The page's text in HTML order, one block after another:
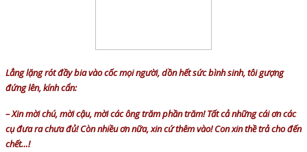
Lẳng lặng rót đầy bia vào cốc mọi người, dồn hết sức bình sinh, tôi gượng
đứng lên, kính cẩn:
– Xin mời chú, mời cậu, mời các ông trăm phần trăm! Tất cả những cái ơn các
cụ đưa ra chưa đủ! Còn nhiều ơn nữa, xin cứ thêm vào! Con xin thề trả cho đến
chết…!